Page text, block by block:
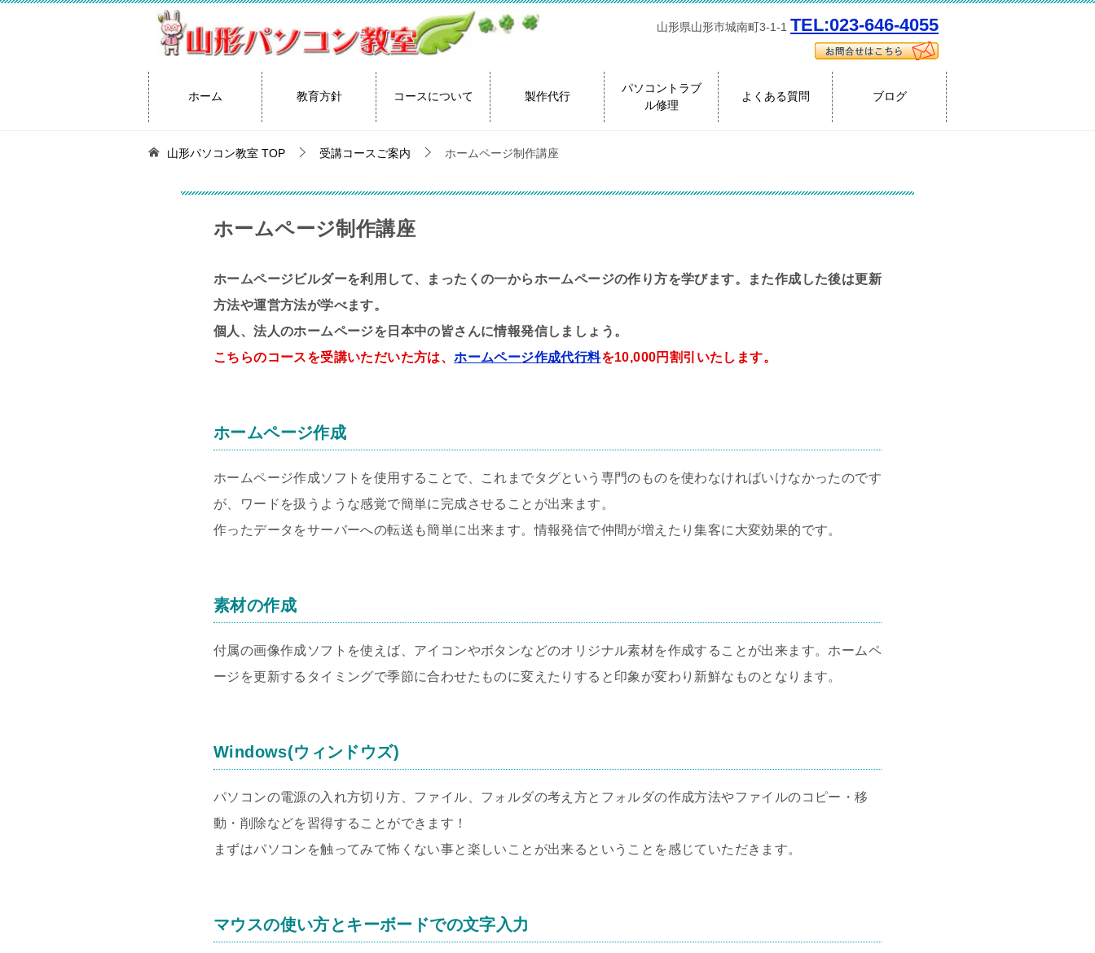
山形県山形市城南町3-1-1 TEL:023-646-4055
ホーム 教育方針 コースについて 製作代行
パソコントラブ
ル修理
よくある質問 ブログ
山形パソコン教室 TOP 受講コースご案内 ホームページ制作講座
ホームページ制作講座
ホームページビルダーを利用して、まったくの一からホームページの作り方を学びます。また作成した後は更新
方法や運営方法が学べます。
個人、法人のホームページを日本中の皆さんに情報発信しましょう。
こちらのコースを受講いただいた方は、ホームページ作成代行料を10,000円割引いたします。
ホームページ作成
ホームページ作成ソフトを使用することで、これまでタグという専門のものを使わなければいけなかったのです
が、ワードを扱うような感覚で簡単に完成させることが出来ます。
作ったデータをサーバーへの転送も簡単に出来ます。情報発信で仲間が増えたり集客に大変効果的です。
素材の作成
付属の画像作成ソフトを使えば、アイコンやボタンなどのオリジナル素材を作成することが出来ます。ホームペ
ージを更新するタイミングで季節に合わせたものに変えたりすると印象が変わり新鮮なものとなります。
Windows(ウィンドウズ)
パソコンの電源の入れ方切り方、ファイル、フォルダの考え方とフォルダの作成方法やファイルのコピー・移
動・削除などを習得することができます！
まずはパソコンを触ってみて怖くない事と楽しいことが出来るということを感じていただきます。
マウスの使い方とキーボードでの文字入力